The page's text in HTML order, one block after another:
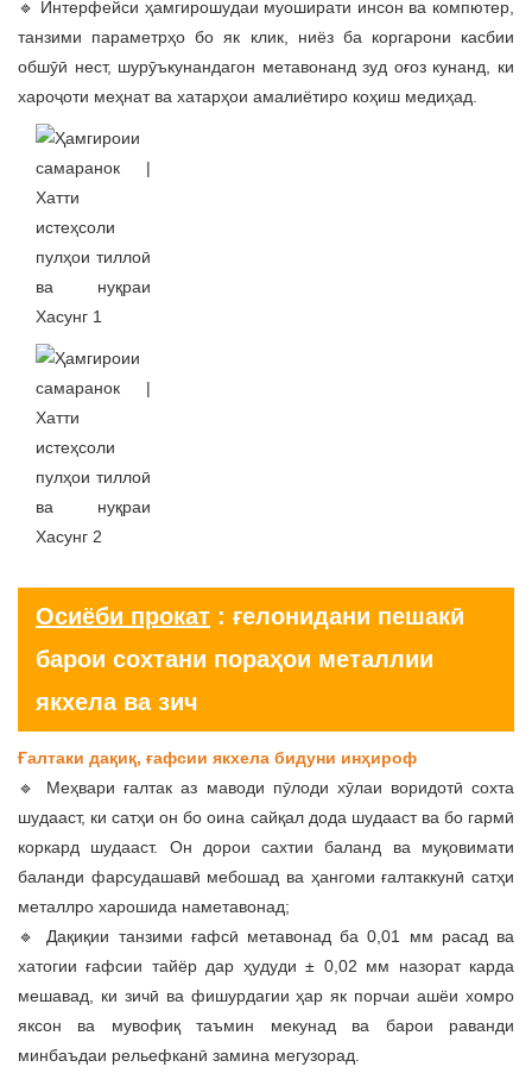
🔹 Интерфейси ҳамгирошудаи муоширати инсон ва компютер,
танзими параметрҳо бо як клик, ниёз ба коргарони касбии
обшӯӣ нест, шурӯъкунандагон метавонанд зуд оғоз кунанд, ки
хароҷоти меҳнат ва хатарҳои амалиётиро коҳиш медиҳад.
Осиёби прокат : ғелонидани пешакӣ
барои сохтани пораҳои металлии
якхела ва зич
Ғалтаки дақиқ, ғафсии якхела бидуни инҳироф
🔹 Меҳвари ғалтак аз маводи пӯлоди хӯлаи воридотӣ сохта
шудааст, ки сатҳи он бо оина сайқал дода шудааст ва бо гармӣ
коркард шудааст. Он дорои сахтии баланд ва муқовимати
баланди фарсудашавӣ мебошад ва ҳангоми ғалтаккунӣ сатҳи
металлро харошида наметавонад;
🔹 Дақиқии танзими ғафсӣ метавонад ба 0,01 мм расад ва
хатогии ғафсии тайёр дар ҳудуди ± 0,02 мм назорат карда
мешавад, ки зичӣ ва фишурдагии ҳар як порчаи ашёи хомро
яксон ва мувофиқ таъмин мекунад ва барои раванди
минбаъдаи рельефканӣ замина мегузорад.